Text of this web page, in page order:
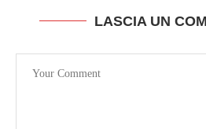
LASCIA UN